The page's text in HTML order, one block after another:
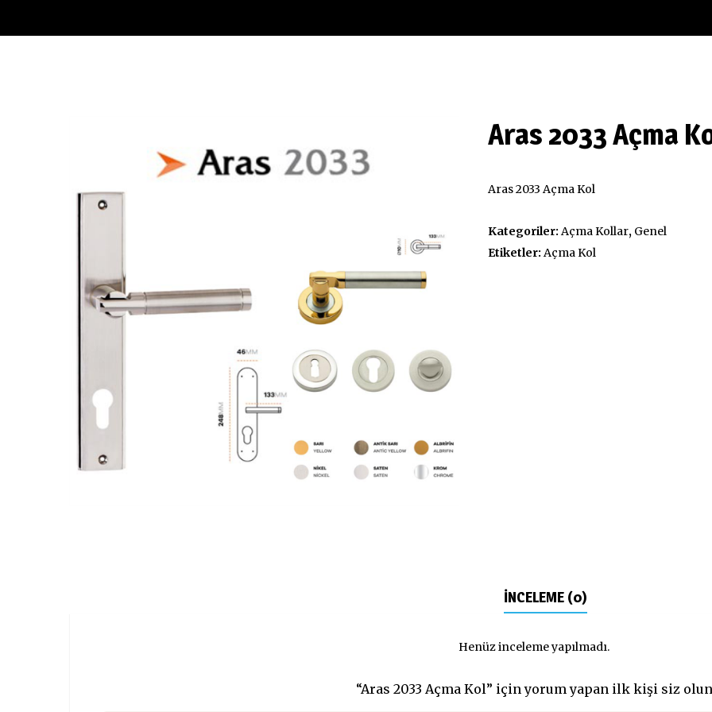
Aras 2033 Açma
Aras 2033 Açma Kol
Kategoriler: Açma Kollar, Genel
Etiketler: Açma Kol
İNCELEME (0)
Henüz inceleme yapılmadı.
“Aras 2033 Açma Kol” için yorum yapan ilk kişi siz olun